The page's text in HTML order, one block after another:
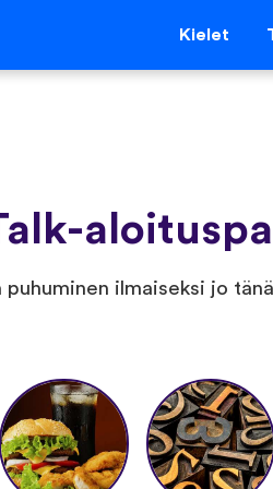
Kielet
ilmaiseksi jo